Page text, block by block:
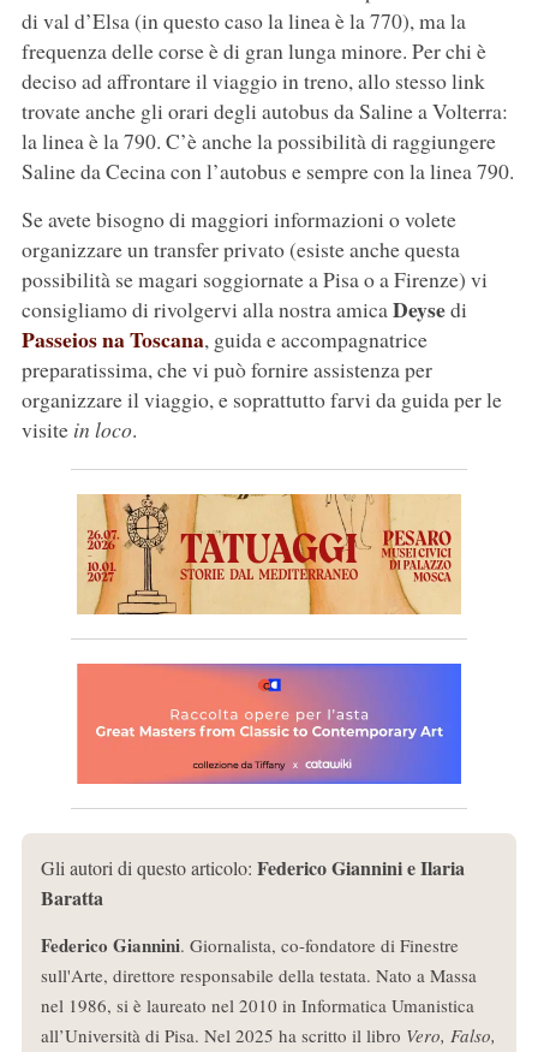
di val d’Elsa (in questo caso la linea è la 770), ma la
frequenza delle corse è di gran lunga minore. Per chi è
deciso ad affrontare il viaggio in treno, allo stesso link
trovate anche gli orari degli autobus da Saline a Volterra:
la linea è la 790. C’è anche la possibilità di raggiungere
Saline da Cecina con l’autobus e sempre con la linea 790.
Se avete bisogno di maggiori informazioni o volete
organizzare un transfer privato (esiste anche questa
possibilità se magari soggiornate a Pisa o a Firenze) vi
consigliamo di rivolgervi alla nostra amicaDeysedi
Passeios na Toscana, guida e accompagnatrice
preparatissima, che vi può fornire assistenza per
organizzare il viaggio, e soprattutto farvi da guida per le
visite in loco.
Gli autori di questo articolo: Federico Giannini e Ilaria
Baratta
Federico Giannini. Giornalista, co-fondatore di Finestre
sull'Arte, direttore responsabile della testata. Nato a Massa
nel 1986, si è laureato nel 2010 in Informatica Umanistica
all’Università di Pisa. Nel 2025 ha scritto il libro Vero, Falso,